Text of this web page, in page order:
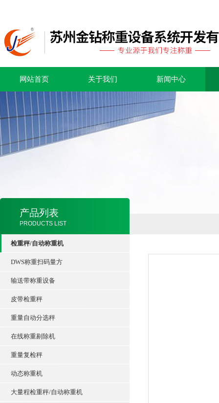
网站首页 关于我们 新闻中心
产品列表
PRODUCTS LIST
检重秤/自动称重机
DWS称重扫码量方
输送带称重设备
皮带检重秤
重量自动分选秤
在线称重剔除机
重量复检秤
动态称重机
大量程检重秤/自动称重机